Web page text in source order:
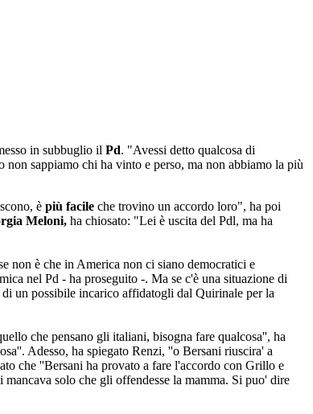
in subbuglio il Pd. "Avessi detto qualcosa di
sappiamo chi ha vinto e perso, ma non abbiamo la più
è più facile che trovino un accordo loro", ha poi
Meloni, ha chiosato: "Lei è uscita del Pdl, ma ha
non è che in America non ci siano democratici e
nel Pd - ha proseguito -. Ma se c'è una situazione di
un possibile incarico affidatogli dal Quirinale per la
che pensano gli italiani, bisogna fare qualcosa'', ha
Adesso, ha spiegato Renzi, ''o Bersani riuscira' a
che ''Bersani ha provato a fare l'accordo con Grillo e
solo che gli offendesse la mamma. Si puo' dire